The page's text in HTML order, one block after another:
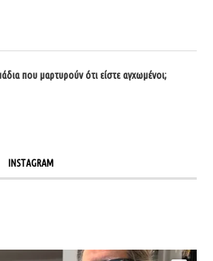
που μαρτυρούν ότι είστε αγχωμένοι;
INSTAGRAM